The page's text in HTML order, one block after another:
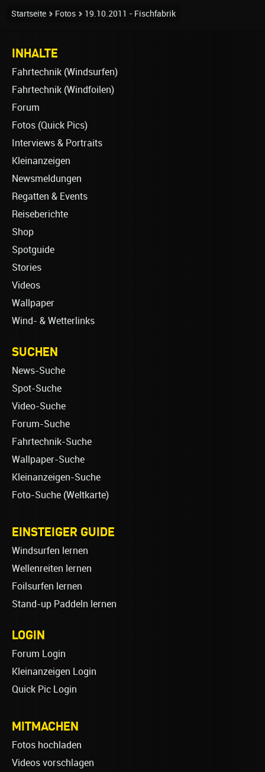
Startseite Fotos 19.10.2011 - Fischfabrik
INHALTE
Fahrtechnik (Windsurfen)
Fahrtechnik (Windfoilen)
Forum
Fotos (Quick Pics)
Interviews & Portraits
Kleinanzeigen
Newsmeldungen
Regatten & Events
Reiseberichte
Shop
Spotguide
Stories
Videos
Wallpaper
Wind- & Wetterlinks
SUCHEN
News-Suche
Spot-Suche
Video-Suche
Forum-Suche
Fahrtechnik-Suche
Wallpaper-Suche
Kleinanzeigen-Suche
Foto-Suche (Weltkarte)
EINSTEIGER GUIDE
Windsurfen lernen
Wellenreiten lernen
Foilsurfen lernen
Stand-up Paddeln lernen
LOGIN
Forum Login
Kleinanzeigen Login
Quick Pic Login
MITMACHEN
Fotos hochladen
Videos vorschlagen